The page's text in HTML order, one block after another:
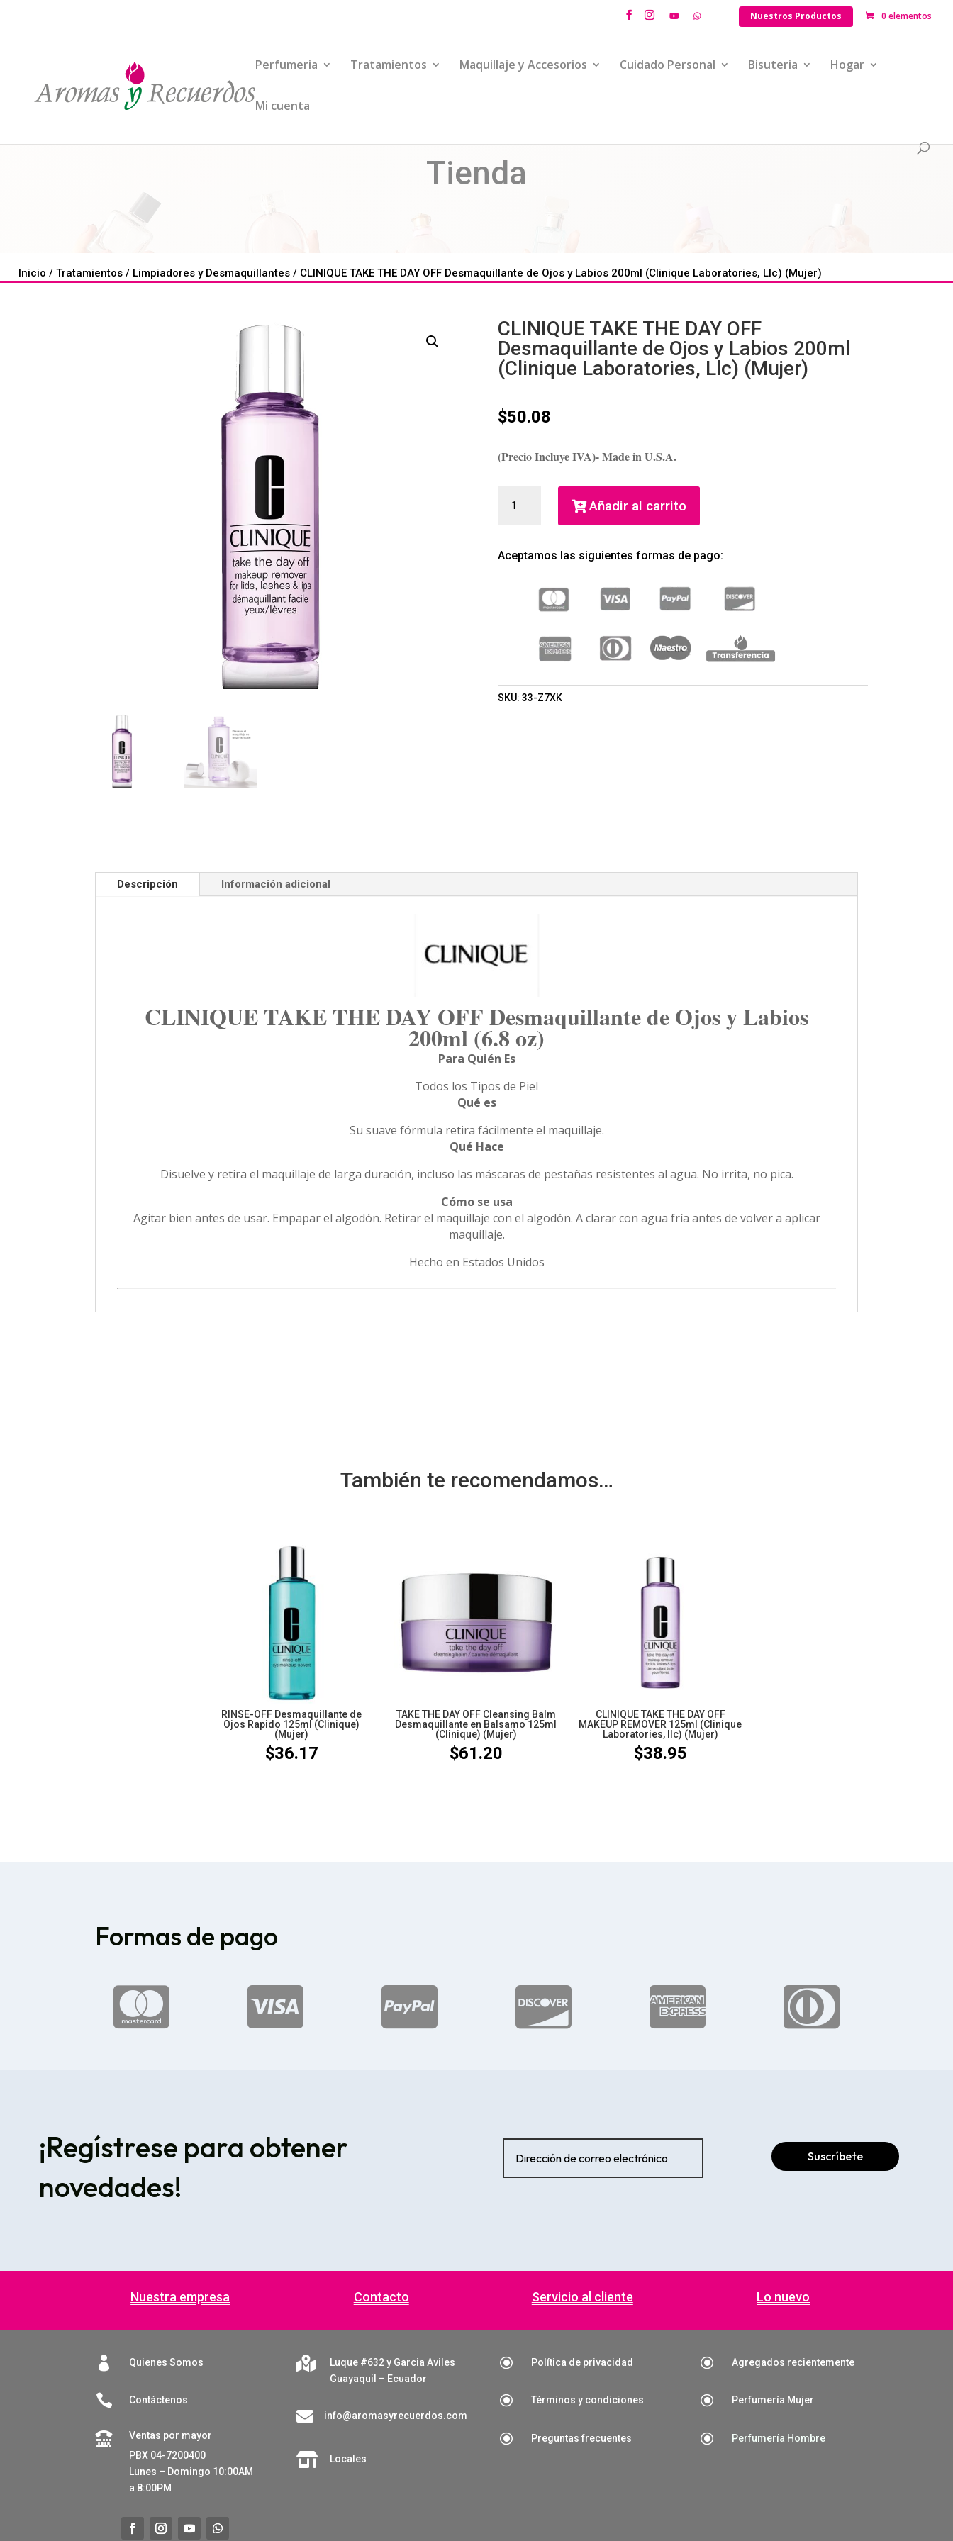
Nuestros Productos 0 elementos
Perfumeria Tratamientos Maquillaje y Accesorios Cuidado Personal Bisuteria Hogar
Mi cuenta
Tienda
Inicio / Tratamientos / Limpiadores y Desmaquillantes / CLINIQUE TAKE THE DAY OFF Desmaquillante de Ojos y Labios 200ml (Clinique Laboratories, Llc) (Mujer)
CLINIQUE TAKE THE DAY OFF
Desmaquillante de Ojos y Labios 200ml
(Clinique Laboratories, Llc) (Mujer)
$50.08
(Precio Incluye IVA)- Made in U.S.A.
TAKE
OFF
LABORATORIES,
LLC)
Añadir al carrito
Aceptamos las siguientes formas de pago:
SKU:33-Z7XK
Descripción Información adicional
CLINIQUE TAKE THE DAY OFF Desmaquillante de Ojos y Labios
200ml (6.8 oz)
Para Quién Es
Todos los Tipos de Piel
Qué es
Su suave fórmula retira fácilmente el maquillaje.
Qué Hace
Disuelve y retira el maquillaje de larga duración, incluso las máscaras de pestañas resistentes al agua. No irrita, no pica.
Cómo se usa
Agitar bien antes de usar. Empapar el algodón. Retirar el maquillaje con el algodón. A clarar con agua fría antes de volver a aplicar
maquillaje.
Hecho en Estados Unidos
También te recomendamos…
RINSE-OFF Desmaquillante de
Ojos Rapido 125ml (Clinique)
(Mujer)
$36.17
TAKE THE DAY OFF Cleansing Balm
Desmaquillante en Balsamo 125ml
(Clinique) (Mujer)
$61.20
CLINIQUE TAKE THE DAY OFF
MAKEUP REMOVER 125ml (Clinique
Laboratories, llc) (Mujer)
$38.95
Formas de pago
     
¡Regístrese para obtener
novedades!
Suscríbete
Nuestra empresa Contacto Servicio al cliente Lo nuevo
 Quienes Somos
 Contáctenos

Ventas por mayor
PBX 04-7200400
Lunes – Domingo 10:00AM
a 8:00PM

Luque #632 y Garcia Aviles
Guayaquil – Ecuador
 info@aromasyrecuerdos.com
 Locales
\ Política de privacidad
\ Términos y condiciones
\ Preguntas frecuentes
\ Agregados recientemente
\ Perfumería Mujer
\ Perfumería Hombre